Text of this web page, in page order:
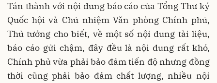
Tán thành với nội dung báo cáo của Tổng Thư ký
Quốc hội và Chủ nhiệm Văn phòng Chính phủ,
Thủ tướng cho biết, về một số nội dung tài liệu,
báo cáo gửi chậm, đây đều là nội dung rất khó,
Chính phủ vừa phải bảo đảm tiến độ nhưng đồng
thời cũng phải bảo đảm chất lượng, nhiều nội